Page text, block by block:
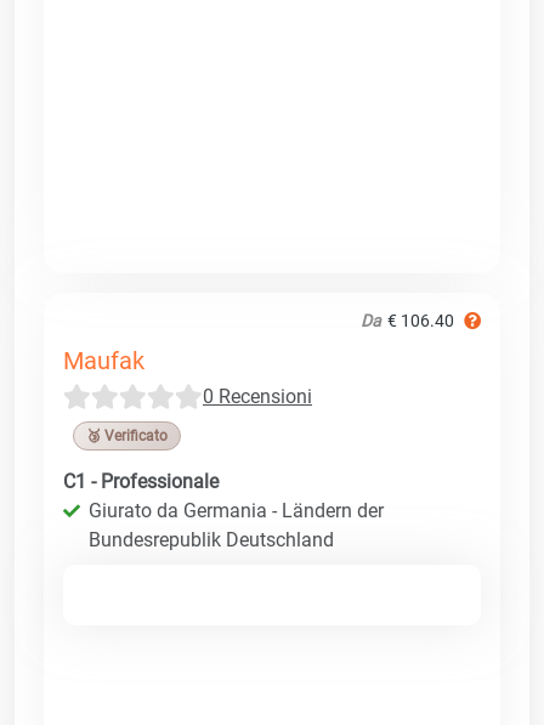
Da € 106.40
Maufak
0 Recensioni
🥉 Verificato
C1 - Professionale
Giurato da Germania - Ländern der
Bundesrepublik Deutschland